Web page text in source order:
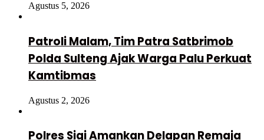
Agustus 5, 2026
Patroli Malam, Tim Patra Satbrimob
Polda Sulteng Ajak Warga Palu Perkuat
Kamtibmas
Agustus 2, 2026
Polres Sigi Amankan Delapan Remaja